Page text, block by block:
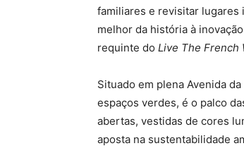
familiares e revisitar lugares
melhor da história à
requinte do Live The French
Situado em plena Avenida
espaços verdes, é o palco
abertas, vestidas de cores
aposta na sustentabilidade